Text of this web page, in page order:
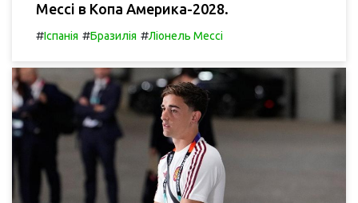
Мессі в Копа Америка-2028.
#Іспанія #Бразилія #Ліонель Мессі